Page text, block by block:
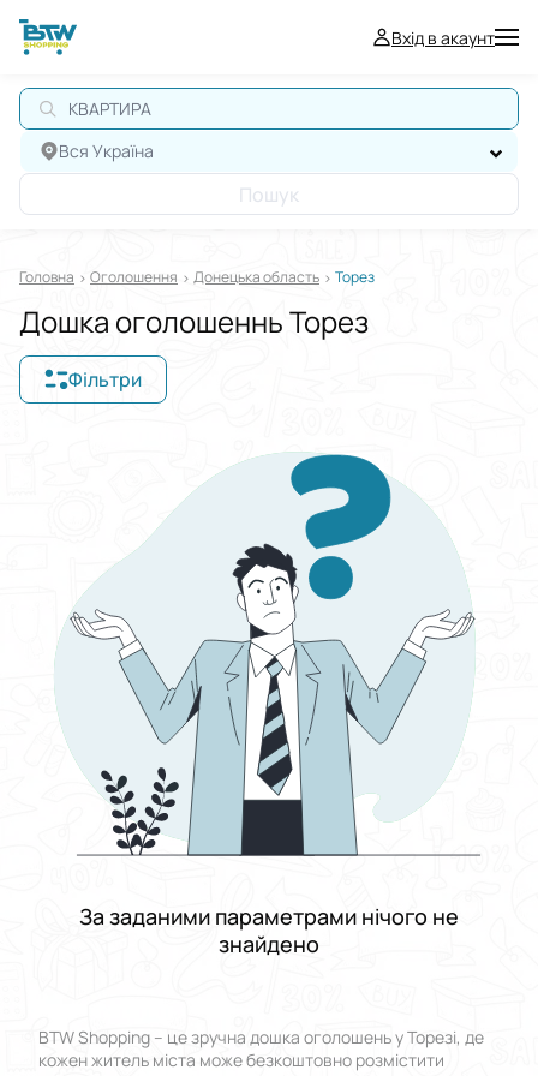
Вхід в акаунт
КВАРТИРА
Вся Україна
Пошук
Головна Оголошення Донецька область Торез
Дошка оголошеннь Торез
Фільтри
Виберіть групу категорій
Від До
Стан
Застосувати
Скинути все
За заданими параметрами нічого не
знайдено
BTW Shopping – це зручна дошка оголошень у Торезі, де
кожен житель міста може безкоштовно розмістити